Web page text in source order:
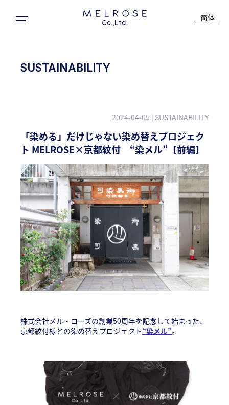
简体
SUSTAINABILITY
2024-04-05 | SUSTAINABILITY
「染める」だけじゃない染め替えプロジェク
ト MELROSE×京都紋付 “染メル”【前編】
株式会社メル・ローズの創業50周年を記念して始まった、
京都紋付様との染め替えプロジェクト“染メル”。